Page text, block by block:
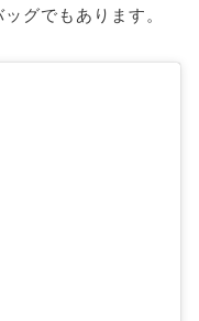
グでもあります。